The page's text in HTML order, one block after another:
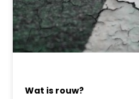
Wat is rouw?